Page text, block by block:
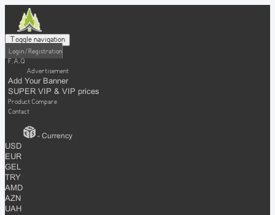
Toggle navigation
Login / Registration
F.A.Q
Advertisement
Add Your Banner
SUPER VIP & VIP prices
Product Compare
Contact
- Currency
USD
EUR
GEL
TRY
AMD
AZN
UAH